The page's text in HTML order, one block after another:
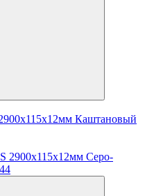
Каштановый